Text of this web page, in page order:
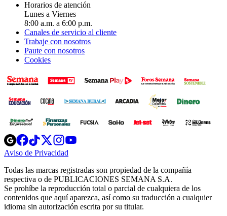
Horarios de atención
Lunes a Viernes
8:00 a.m. a 6:00 p.m.
Canales de servicio al cliente
Trabaje con nosotros
Paute con nosotros
Cookies
Opens
in
new
Opens
in
new
Opens
in
new
window
Opens
new
windowwindow
Aviso de Privacidad
new
window
Todas las marcas registradas son propiedad de la compañía
respectiva o de PUBLICACIONES SEMANA S.A.
Se prohíbe la reproducción total o parcial de cualquiera de los
contenidos que aquí aparezca, así como su traducción a cualquier
idioma sin autorización escrita por su titular.